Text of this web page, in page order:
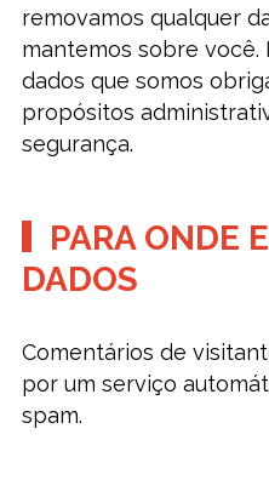
removamos qualquer
mantemos sobre você.
dados que somos
propósitos
segurança.
PARA ONDE
DADOS
Comentários de
por um serviço
spam.